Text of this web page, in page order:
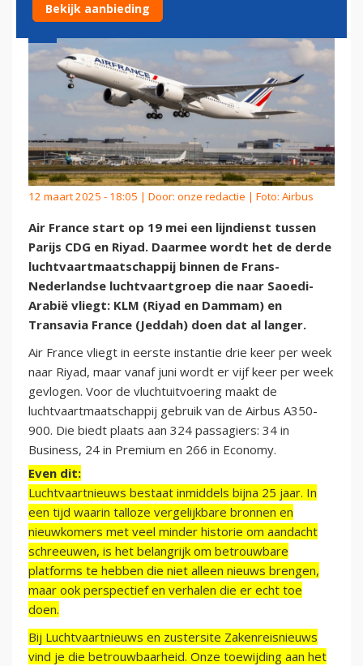
12 maart 2025 - 18:05 | Door: onze redactie | Foto: Airbus
Air France start op 19 mei een lijndienst tussen
Parijs CDG en Riyad. Daarmee wordt het de derde
luchtvaartmaatschappij binnen de Frans-
Nederlandse luchtvaartgroep die naar Saoedi-
Arabië vliegt: KLM (Riyad en Dammam) en
Transavia France (Jeddah) doen dat al langer.
Air France vliegt in eerste instantie drie keer per week
naar Riyad, maar vanaf juni wordt er vijf keer per week
gevlogen. Voor de vluchtuitvoering maakt de
luchtvaartmaatschappij gebruik van de Airbus A350-
900. Die biedt plaats aan 324 passagiers: 34 in
Business, 24 in Premium en 266 in Economy.
Even dit:
Luchtvaartnieuws bestaat inmiddels bijna 25 jaar. In
een tijd waarin talloze vergelijkbare bronnen en
nieuwkomers met veel minder historie om aandacht
schreeuwen, is het belangrijk om betrouwbare
platforms te hebben die niet alleen nieuws brengen,
maar ook perspectief en verhalen die er echt toe
doen.
Bij Luchtvaartnieuws en zustersite Zakenreisnieuws
vind je die betrouwbaarheid. Onze toewijding aan het
Bekijk aanbieding